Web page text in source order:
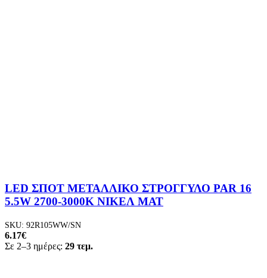
LED ΣΠΟΤ ΜΕΤΑΛΛΙΚΟ ΣΤΡΟΓΓΥΛΟ PAR 16
5.5W 2700-3000K ΝΙΚΕΛ ΜΑΤ
SKU: 92R105WW/SN
6.17€
Σε 2–3 ημέρες: 29 τεμ.